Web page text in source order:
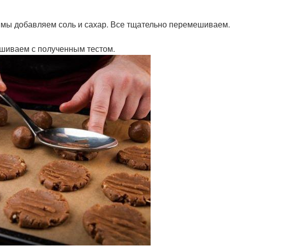
добавляем соль и сахар. Все тщательно перемешиваем.
с полученным тестом.